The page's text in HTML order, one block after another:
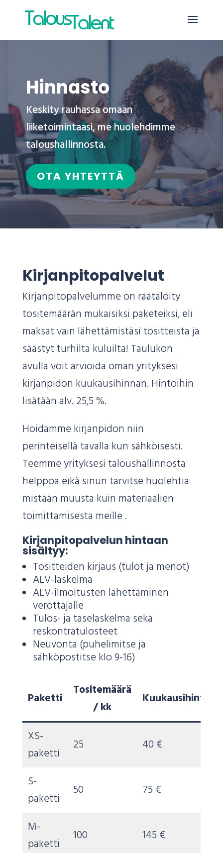
Hinnasto
Keskity rauhassa omaan
liiketoimintaasi, me huolehdimme
taloushallinnosta.
OTA YHTEYTTÄ
Kirjanpitopalvelut
Kirjanpitopalvelumme on räätälöity
tositemäärän mukaisiksi paketeiksi, eli
maksat vain lähettämistäsi tositteista ja
säästyt turhilta kuluilta! Taulukon
avulla voit arvioida oman yrityksesi
kirjanpidon kuukausihinnan. Hintoihin
lisätään alv. 25,5 %.
Hoidamme kirjanpidon niin
perinteisellä tavalla kun sähköisesti.
Teemme yrityksesi taloushallinnosta
helppoa eikä sinun tarvitse huolehtia
mistään muusta kuin materiaalien
toimittamisesta meille .
Kirjanpitopalvelun hintaan
sisältyy:
Tositteiden kirjaus (tulot ja menot)
ALV-laskelma
ALV-ilmoitusten lähettäminen
verottajalle
Tulos- ja taselaskelma sekä
reskontratulosteet
Neuvonta (puhelimitse ja
sähköpostitse klo 9-16)
Paketti
Tositemäärä
/ kk
Kuukausihinta
XS-
paketti
25 40 €
S-
paketti
50 75 €
M-
paketti
100 145 €